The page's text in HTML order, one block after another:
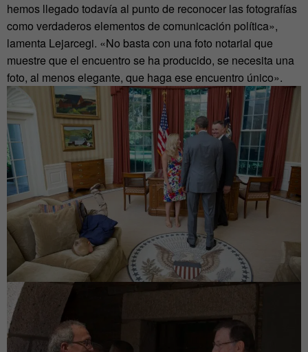
hemos llegado todavía al punto de reconocer las fotografías
como verdaderos elementos de comunicación política»,
lamenta Lejarcegi. «No basta con una foto notarial que
muestre que el encuentro se ha producido, se necesita una
foto, al menos elegante, que haga ese encuentro único».